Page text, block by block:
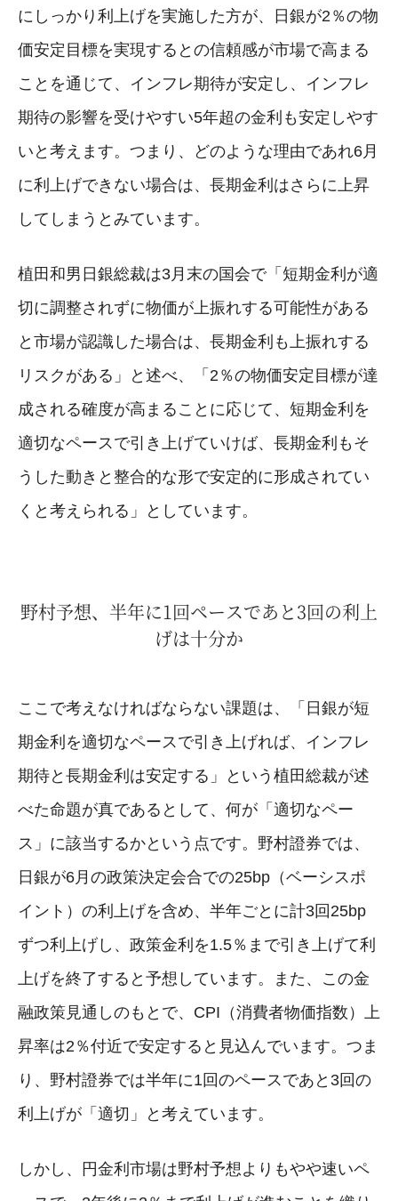
にしっかり利上げを実施した方が、日銀が2％の物
価安定目標を実現するとの信頼感が市場で高まる
ことを通じて、インフレ期待が安定し、インフレ
期待の影響を受けやすい5年超の金利も安定しやす
いと考えます。つまり、どのような理由であれ6月
に利上げできない場合は、長期金利はさらに上昇
してしまうとみています。
植田和男日銀総裁は3月末の国会で「短期金利が適
切に調整されずに物価が上振れする可能性がある
と市場が認識した場合は、長期金利も上振れする
リスクがある」と述べ、「2％の物価安定目標が達
成される確度が高まることに応じて、短期金利を
適切なペースで引き上げていけば、長期金利もそ
うした動きと整合的な形で安定的に形成されてい
くと考えられる」としています。
野村予想、半年に1回ペースであと3回の利上
げは十分か
ここで考えなければならない課題は、「日銀が短
期金利を適切なペースで引き上げれば、インフレ
期待と長期金利は安定する」という植田総裁が述
べた命題が真であるとして、何が「適切なペー
ス」に該当するかという点です。野村證券では、
日銀が6月の政策決定会合での25bp（ベーシスポ
イント）の利上げを含め、半年ごとに計3回25bp
ずつ利上げし、政策金利を1.5％まで引き上げて利
上げを終了すると予想しています。また、この金
融政策見通しのもとで、CPI（消費者物価指数）上
昇率は2％付近で安定すると見込んでいます。つま
り、野村證券では半年に1回のペースであと3回の
利上げが「適切」と考えています。
しかし、円金利市場は野村予想よりもやや速いペ